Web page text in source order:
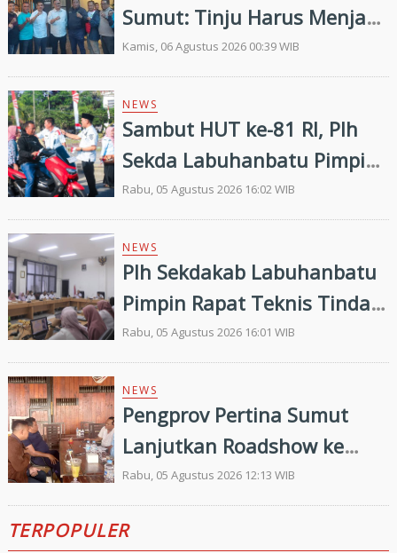
Sumut: Tinju Harus Menjadi
Jalan Membangun Masa
Depan Generasi Muda
Kamis, 06 Agustus 2026 00:39 WIB
NEWS
Sambut HUT ke-81 RI, Plh
Sekda Labuhanbatu Pimpin
Pembagian 300 Bendera
Merah Putih
Rabu, 05 Agustus 2026 16:02 WIB
NEWS
Plh Sekdakab Labuhanbatu
Pimpin Rapat Teknis Tindak
Lanjut Entry Meeting
Penilaian Kepatuhan
Pelayanan Publik Oleh
Ombudsman RI tahun 2026
Rabu, 05 Agustus 2026 16:01 WIB
NEWS
Pengprov Pertina Sumut
Lanjutkan Roadshow ke
Gunung Tua, Konsolidasi
Bersama Pengkab Paluta
dan Palas Jelang Porprovsu
Rabu, 05 Agustus 2026 12:13 WIB
TERPOPULER